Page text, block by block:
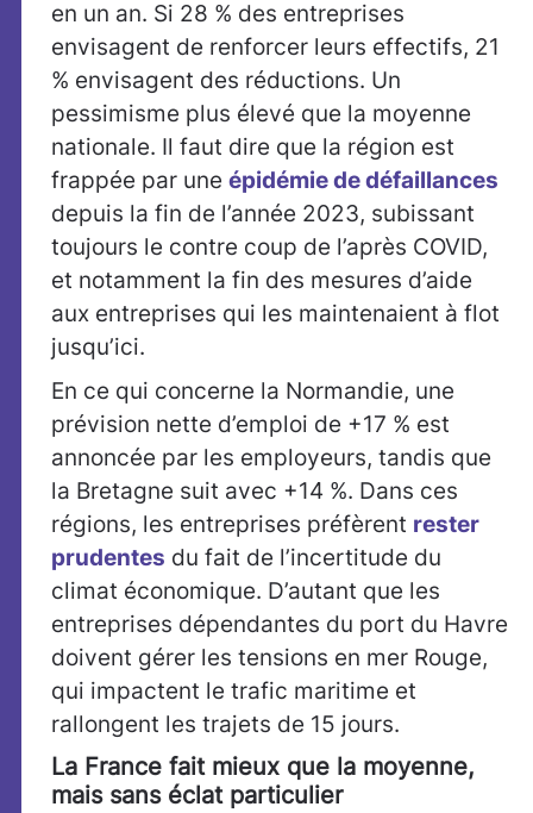
en un an. Si 28 % des entreprises
envisagent de renforcer leurs effectifs, 21
% envisagent des réductions. Un
pessimisme plus élevé que la moyenne
nationale. Il faut dire que la région est
frappée par une épidémie de défaillances
depuis la fin de l’année 2023, subissant
toujours le contre coup de l’après COVID,
et notamment la fin des mesures d’aide
aux entreprises qui les maintenaient à flot
jusqu’ici.
En ce qui concerne la Normandie, une
prévision nette d’emploi de +17 % est
annoncée par les employeurs, tandis que
la Bretagne suit avec +14 %. Dans ces
régions, les entreprises préfèrent rester
prudentes du fait de l’incertitude du
climat économique. D’autant que les
entreprises dépendantes du port du Havre
doivent gérer les tensions en mer Rouge,
qui impactent le trafic maritime et
rallongent les trajets de 15 jours.
La France fait mieux que la moyenne,
mais sans éclat particulier